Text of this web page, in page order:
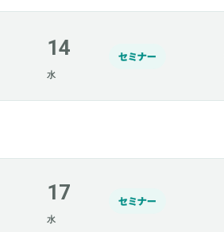
14
水
セミナー
17
水
セミナー